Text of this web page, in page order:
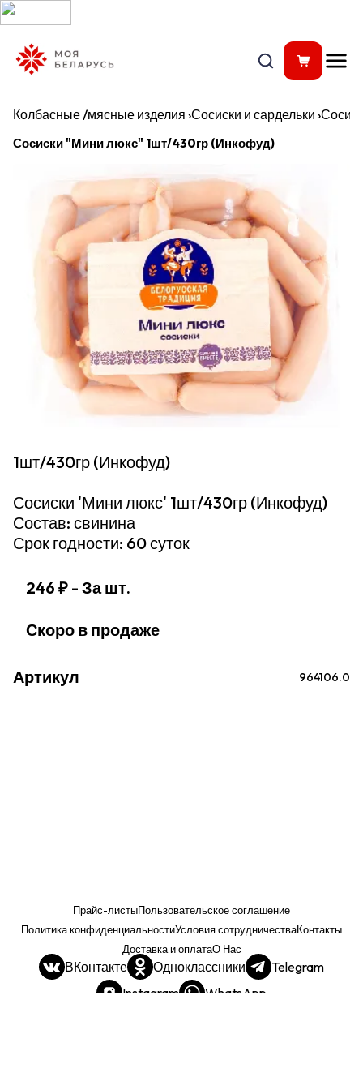
Колбасные /мясные изделия ›Сосиски и сардельки ›
Сосиски "Мини люкс" 1шт/430гр (Инкофуд)
1шт/430гр (Инкофуд)
Сосиски 'Мини люкс' 1шт/430гр (Инкофуд)
Состав: свинина
Срок годности: 60 суток
246 ₽ - За шт.
Скоро в продаже
Артикул 964106.0
Прайс-листыПользовательское соглашение
Политика конфиденциальностиУсловия сотрудничестваКонтакты
Доставка и оплатаО Нас
ВКонтакте Одноклассники
Telegram
Instagram
WhatsApp